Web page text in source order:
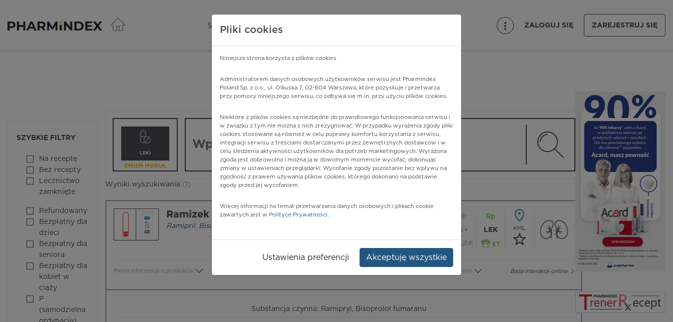
Pharmindex - lider wiedzy o lekach
SERWISY PHARMINDEX ZALOGUJ SIĘ ZAREJESTRUJ SIĘ
SZYBKIE FILTRY
Na receptę
Bez recepty
Lecznictwo
zamknięte
Refundowany
Bezpłatny dla
dzieci
Bezpłatny dla
seniora
Bezpłatny dla
kobiet w
ciąży
P
(samodzielna
Pharmindex
lider wiedzy o lekach
LEKI
ZMIEŃ MODUŁ
Wpisz nazwę lub substancję czynną
Wyniki wyszukiwania (1)
Ramizek Plus
Ramipril, Bisoprolol fumarate
Postać:kaps. twarde
18
65+
CIĄŻA
Rp
LEK
KML
Baza interakcji online
Pełna informacja o produkcie Inne
Substancja czynna: Ramipryl, Bisoprolol fumaranu
Pliki cookies
Niniejsza strona korzysta z plików cookies
Administratorem danych osobowych użytkowników serwisu jest Pharmindex
Poland Sp. z o.o., ul. Olkuska 7, 02-604 Warszawa, które pozyskuje i przetwarza
przy pomocy niniejszego serwisu, co odbywa się m.in. przy użyciu plików cookies.
Niektóre z plików cookies są niezbędne do prawidłowego funkcjonowania serwisu i
w związku z tym nie można z nich zrezygnować. W przypadku wyrażenia zgody pliki
cookies stosowane są również w celu poprawy komfortu korzystania z serwisu,
integracji serwisu z treściami dostarczanymi przez zewnętrznych dostawców i w
celu śledzenia aktywności użytkowników dla potrzeb marketingowych. Wyrażona
zgoda jest dobrowolna i można ją w dowolnym momencie wycofać, dokonując
zmiany w ustawieniach przeglądarki. Wycofanie zgody pozostanie bez wpływu na
zgodność z prawem używania plików cookies, którego dokonano na podstawie
zgody przed jej wycofaniem.
Więcej informacji na temat przetwarzania danych osobowych i plikach cookie
zawartych jest w Polityce Prywatności.
Ustawienia preferencji Akceptuję wszystkie